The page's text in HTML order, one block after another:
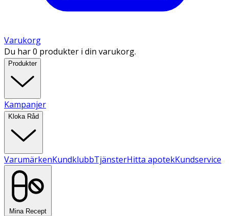
Varukorg
Du har 0 produkter i din varukorg.
Produkter
Kampanjer
Kloka Råd
VarumärkenKundklubbTjänsterHitta apotekKundservice
Mina Recept